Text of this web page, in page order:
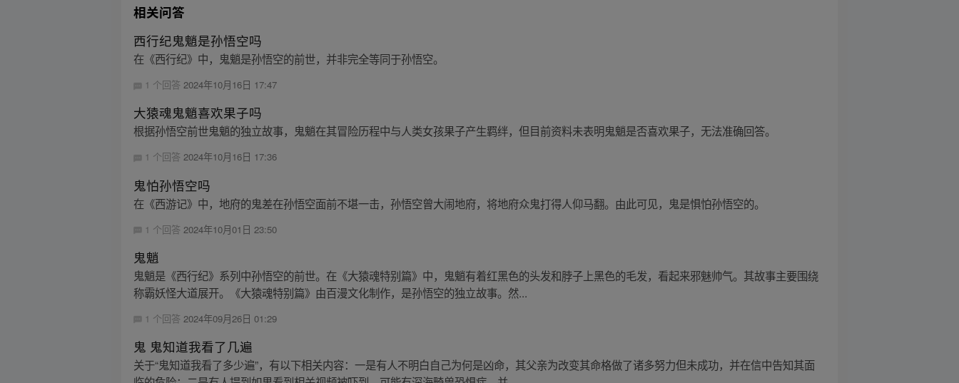
相关问答
西行纪鬼魈是孙悟空吗
在《西行纪》中，鬼魈是孙悟空的前世，并非完全等同于孙悟空。
1 个回答2024年10月16日 17:47
大猿魂鬼魈喜欢果子吗
根据孙悟空前世鬼魈的独立故事，鬼魈在其冒险历程中与人类女孩果子产生羁绊，但目前资料未表明鬼魈是否喜欢果子，无法准确回答。
1 个回答2024年10月16日 17:36
鬼怕孙悟空吗
在《西游记》中，地府的鬼差在孙悟空面前不堪一击，孙悟空曾大闹地府，将地府众鬼打得人仰马翻。由此可见，鬼是惧怕孙悟空的。
1 个回答 2024年10月01日 23:50
鬼魈
鬼魈是《西行纪》系列中孙悟空的前世。在《大猿魂特别篇》中，鬼魈有着红黑色的头发和脖子上黑色的毛发，看起来邪魅帅气。其故事主要围绕
称霸妖怪大道展开。《大猿魂特别篇》由百漫文化制作，是孙悟空的独立故事。然...
1 个回答 2024年09月26日 01:29
鬼 鬼知道我看了几遍
关于“鬼知道我看了多少遍”，有以下相关内容：一是有人不明白自己为何是凶命，其父亲为改变其命格做了诸多努力但未成功，并在信中告知其面